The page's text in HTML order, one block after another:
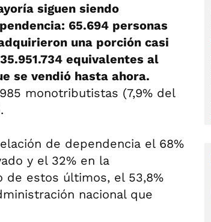
siguen siendo
65.694 personas
una porción casi
equivalentes al
se vendió hasta ahora.
monotributistas (7,9% del
de dependencia el 68%
y el 32% en la
de estos últimos, el 53,8%
nacional que